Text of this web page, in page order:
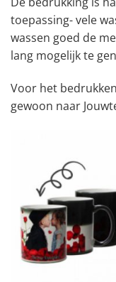
toepassing- vele
wassen goed de
lang mogelijk te
Voor het
gewoon naar